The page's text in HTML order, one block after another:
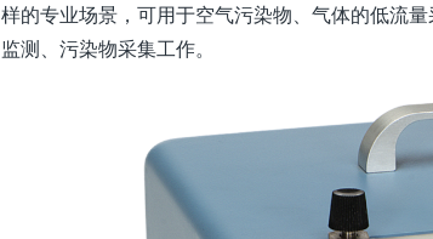
样的专业场景，可用于空气污染物、气体的低流
监测、污染物采集工作。